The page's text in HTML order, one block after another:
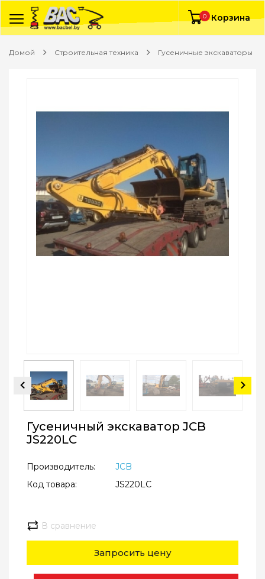
0 Корзина
Домой Строительная техника Гусеничные экскаваторы
Гусеничный экскаватор JCB
JS220LC
Производитель:
JCB
Код товара:
JS220LC
В сравнение
Запросить цену